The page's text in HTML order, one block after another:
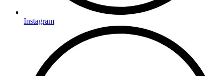
Instagram